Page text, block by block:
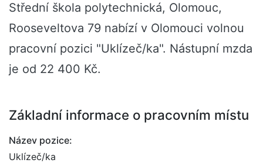
Střední škola polytechnická, Olomouc,
Rooseveltova 79 nabízí v Olomouci volnou
pracovní pozici "Uklízeč/ka". Nástupní mzda
je od 22 400 Kč.
Základní informace o pracovním místu
Název pozice:
Uklízeč/ka